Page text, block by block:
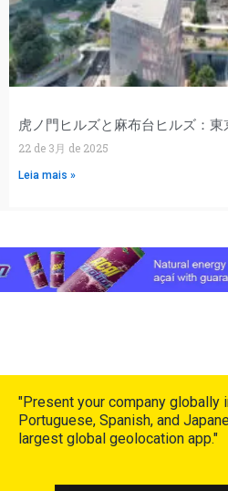
虎ノ門ヒルズと麻布台ヒルズ：
22 de 3月 de 2025
Leia mais »
"Present your company globally
Portuguese, Spanish, and
largest global geolocation app."